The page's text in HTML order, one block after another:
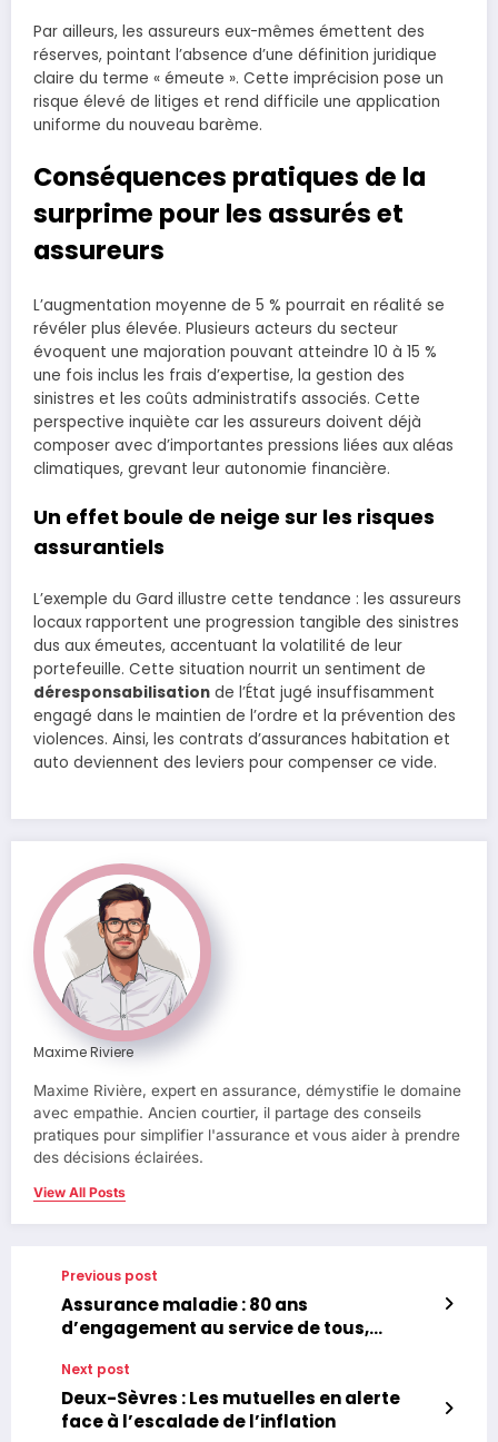
Par ailleurs, les assureurs eux-mêmes émettent des
réserves, pointant l’absence d’une définition juridique
claire du terme « émeute ». Cette imprécision pose un
risque élevé de litiges et rend difficile une application
uniforme du nouveau barème.
Conséquences pratiques de la
surprime pour les assurés et
assureurs
L’augmentation moyenne de 5 % pourrait en réalité se
révéler plus élevée. Plusieurs acteurs du secteur
évoquent une majoration pouvant atteindre 10 à 15 %
une fois inclus les frais d’expertise, la gestion des
sinistres et les coûts administratifs associés. Cette
perspective inquiète car les assureurs doivent déjà
composer avec d’importantes pressions liées aux aléas
climatiques, grevant leur autonomie financière.
Un effet boule de neige sur les risques
assurantiels
L’exemple du Gard illustre cette tendance : les assureurs
locaux rapportent une progression tangible des sinistres
dus aux émeutes, accentuant la volatilité de leur
portefeuille. Cette situation nourrit un sentiment de
déresponsabilisation de l’État jugé insuffisamment
engagé dans le maintien de l’ordre et la prévention des
violences. Ainsi, les contrats d’assurances habitation et
auto deviennent des leviers pour compenser ce vide.
Maxime Riviere
Maxime Rivière, expert en assurance, démystifie le domaine
avec empathie. Ancien courtier, il partage des conseils
pratiques pour simplifier l'assurance et vous aider à prendre
des décisions éclairées.
View All Posts
Previous post
Assurance maladie : 80 ans
d’engagement au service de tous,
Retour sur la journée nationale
orchestrée par l’Unaf, France Assos
Santé et la FNATH
Next post
Deux-Sèvres : Les mutuelles en alerte
face à l’escalade de l’inflation